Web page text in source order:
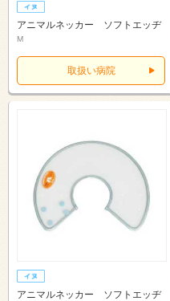
アニマルネッカー ソフトエッヂ
M
取扱い病院
アニマルネッカー ソフトエッヂ